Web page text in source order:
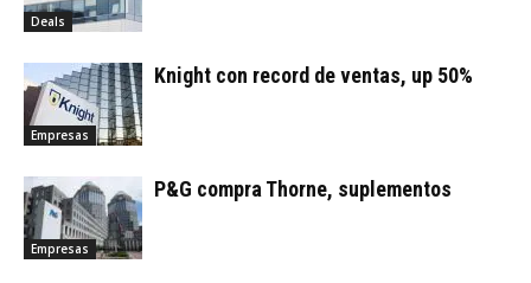
Deals
Empresas
Knight con record de ventas, up 50%
Empresas
P&G compra Thorne, suplementos